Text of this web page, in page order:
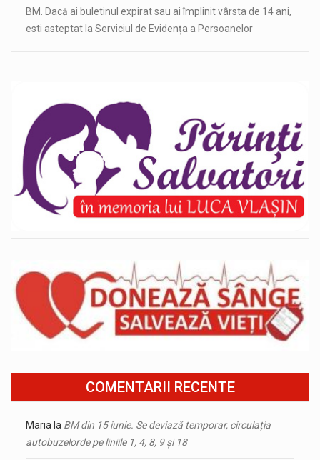
BM. Dacă ai buletinul expirat sau ai împlinit vârsta de 14 ani,
esti asteptat la Serviciul de Evidența a Persoanelor
COMENTARII RECENTE
Maria la BM din 15 iunie. Se deviază temporar, circulația
autobuzelorde pe liniile 1, 4, 8, 9 și 18